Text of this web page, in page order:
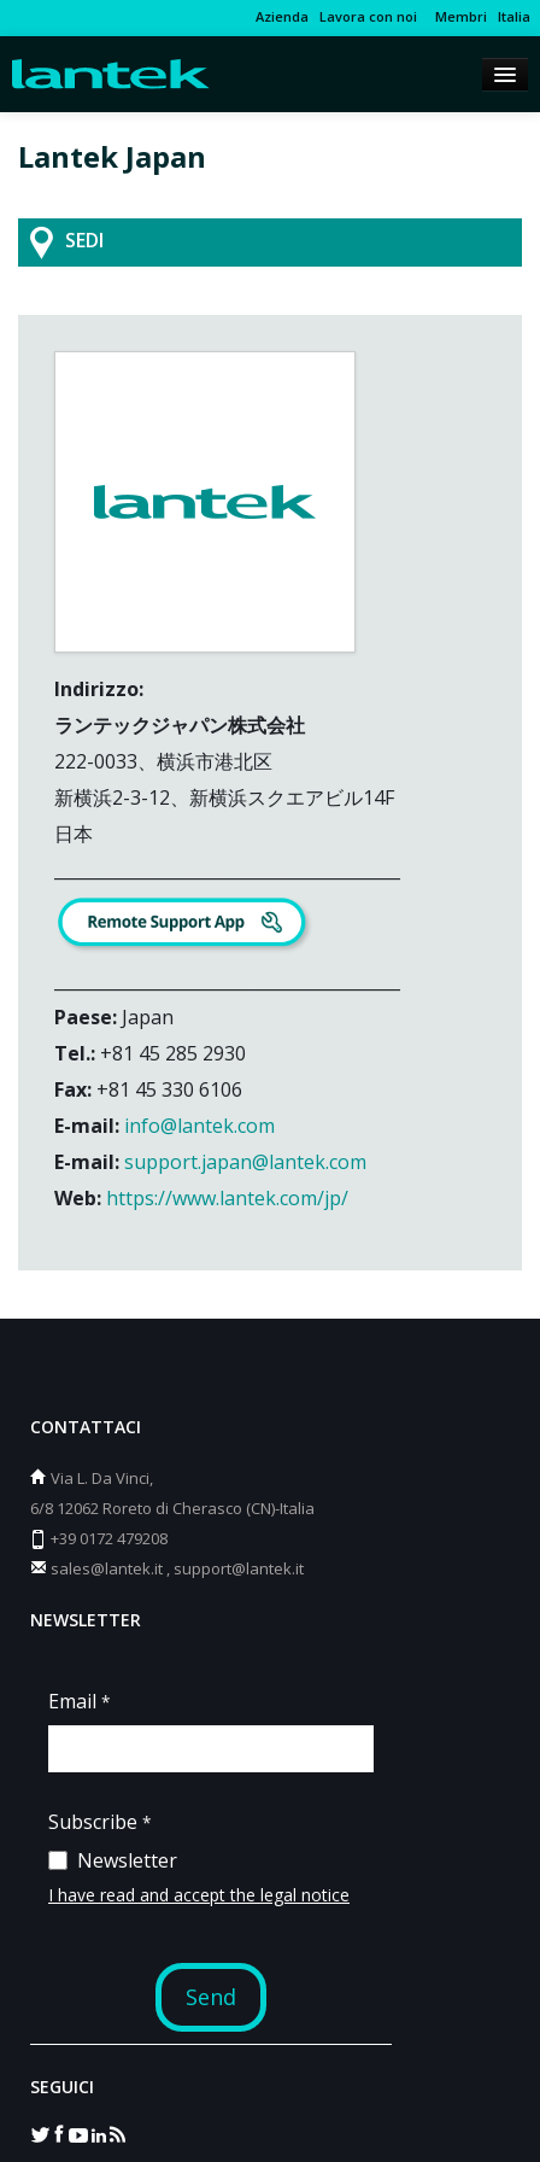
Azienda Lavora con noi Membri Italia
Lantek Japan
SEDI
Indirizzo:
ランテックジャパン株式会社
222-0033、横浜市港北区
新横浜2-3-12、新横浜スクエアビル14F
日本
Paese: Japan
Tel.: +81 45 285 2930
Fax: +81 45 330 6106
E-mail: info@lantek.com
E-mail:support.japan@lantek.com
Web: https://www.lantek.com/jp/
CONTATTACI
Via L. Da Vinci,
6/8 12062 Roreto di Cherasco (CN)-Italia
+39 0172 479208
sales@lantek.it support@lantek.it
NEWSLETTER
SEGUICI